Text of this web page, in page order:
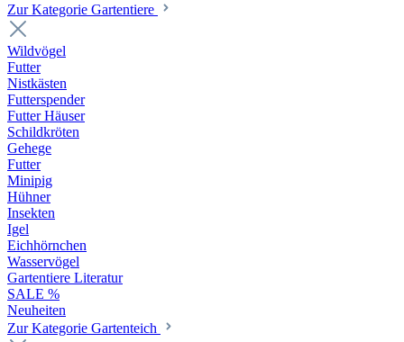
Zur Kategorie Gartentiere
Wildvögel
Futter
Nistkästen
Futterspender
Futter Häuser
Schildkröten
Gehege
Futter
Minipig
Hühner
Insekten
Igel
Eichhörnchen
Wasservögel
Gartentiere Literatur
SALE %
Neuheiten
Zur Kategorie Gartenteich